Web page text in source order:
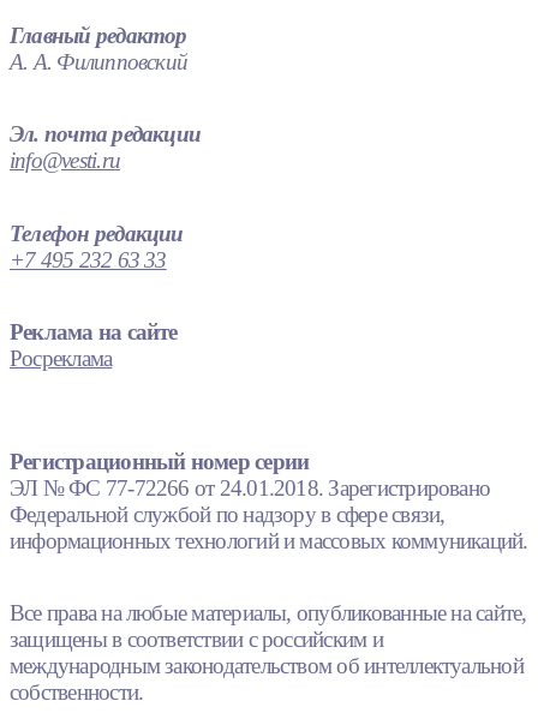
Главный редактор
А. А. Филипповский
Эл. почта редакции
info@vesti.ru
Телефон редакции
+7 495 232 63 33
Реклама на сайте
Росреклама
Регистрационный номер серии
ЭЛ № ФС 77-72266 от 24.01.2018. Зарегистрировано
Федеральной службой по надзору в сфере связи,
информационных технологий и массовых коммуникаций.
Все права на любые материалы, опубликованные на сайте,
защищены в соответствии с российским и
международным законодательством об интеллектуальной
собственности.